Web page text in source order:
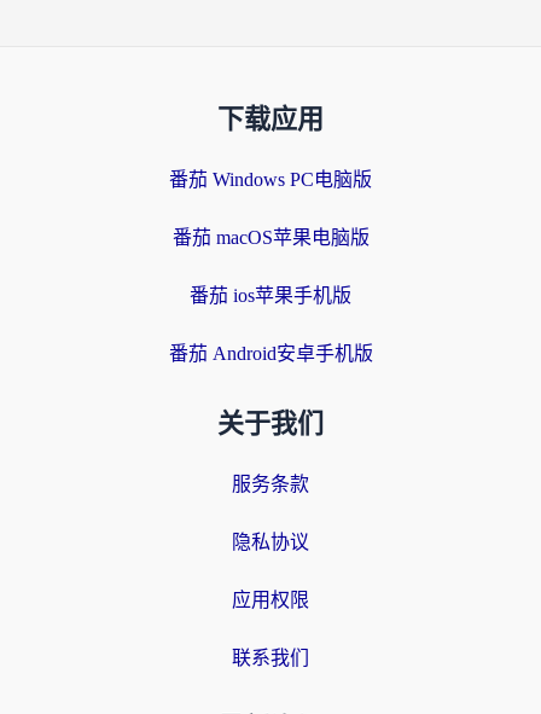
下载应用
番茄 Windows PC电脑版
番茄 macOS苹果电脑版
番茄 ios苹果手机版
番茄 Android安卓手机版
关于我们
服务条款
隐私协议
应用权限
联系我们